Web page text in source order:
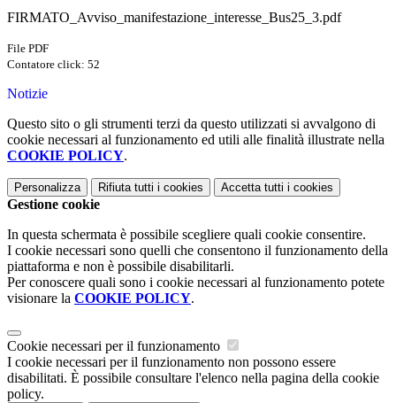
FIRMATO_Avviso_manifestazione_interesse_Bus25_3.pdf
File PDF
Contatore click: 52
Notizie
Questo sito o gli strumenti terzi da questo utilizzati si avvalgono di
cookie necessari al funzionamento ed utili alle finalità illustrate nella
COOKIE POLICY.
Personalizza Rifiuta tutti i cookies Accetta tutti i cookies
Gestione cookie
In questa schermata è possibile scegliere quali cookie consentire.
I cookie necessari sono quelli che consentono il funzionamento della
piattaforma e non è possibile disabilitarli.
Per conoscere quali sono i cookie necessari al funzionamento potete
visionare la COOKIE POLICY.
Cookie necessari per il funzionamento
I cookie necessari per il funzionamento non possono essere
disabilitati. È possibile consultare l'elenco nella pagina della cookie
policy.